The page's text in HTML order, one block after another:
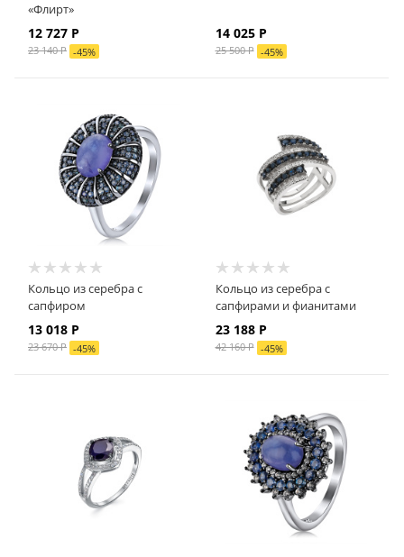
«Флирт»
12 727 Р
23 140 Р -45%
14 025 Р
25 500 Р -45%
Кольцо из серебра с
сапфиром
13 018 Р
23 670 Р -45%
Кольцо из серебра с
сапфирами и фианитами
23 188 Р
42 160 Р -45%